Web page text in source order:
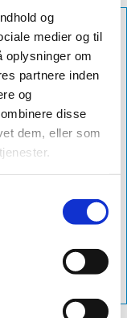
og
medier og til
oplysninger om
partnere inden
og
disse
dem, eller som
med
(2.473,75 inkl.